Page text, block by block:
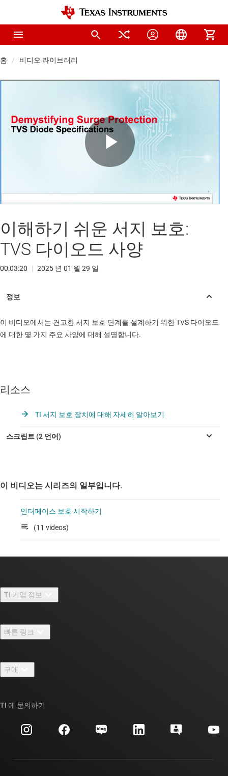
홈 비디오 라이브러리
Play
Video
이해하기 쉬운 서지 보호:
TVS 다이오드 사양
00:03:20 | 2025 년 01 월 29 일
이 비디오에서는 견고한 서지 보호 단계를 설계하기 위한 TVS 다이오드
에 대한 몇 가지 주요 사양에 대해 설명합니다.
리소스
TI 서지 보호 장치에 대해 자세히 알아보기
이 비디오는 시리즈의 일부입니다.
인터페이스 보호 시작하기
(11 videos)
TI 기업 정보
채용
뉴스룸
이벤트
투자 관계
빠른 링크
TI E2E™ 설계 지원 포럼
대체품 검색
고객 지원 센터
구매
주문 FAQ
TI 에 문의하기